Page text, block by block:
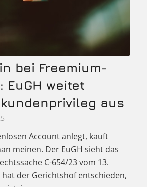
bei Freemium-
EuGH weitet
aus
Account anlegt, kauft
meinen. Der EuGH sieht das
C-654/23 vom 13.
hat der Gerichtshof entschieden,